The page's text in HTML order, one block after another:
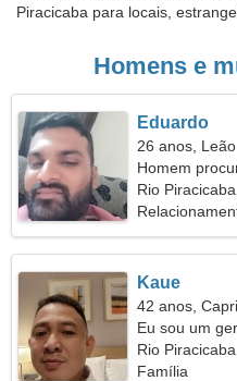
Piracicaba para locais,
Homens e
Eduardo
26 anos, Leão
Homem
Rio
Kaue
42 anos,
Eu sou um
sensual
Rio Piracicaba
Família